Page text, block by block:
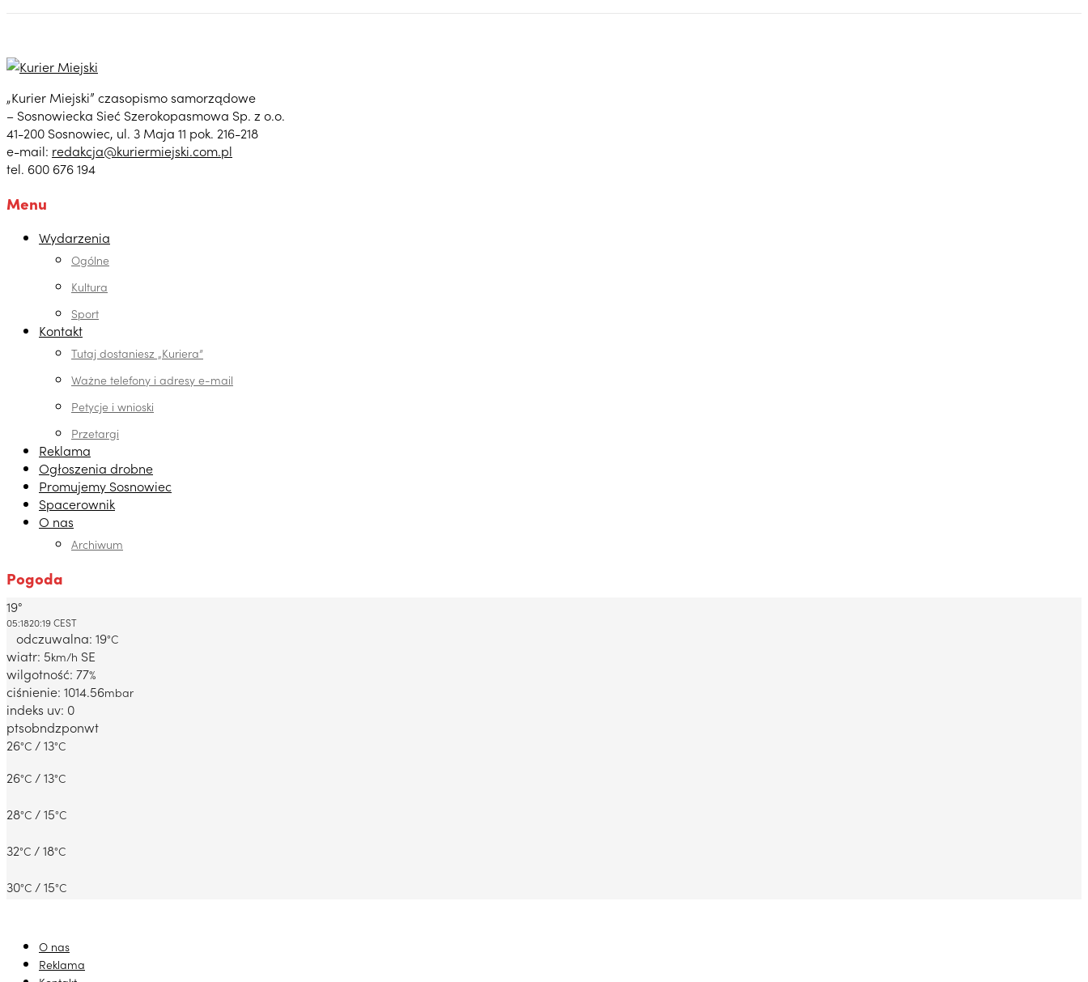
„Kurier Miejski” czasopismo samorządowe
– Sosnowiecka Sieć Szerokopasmowa Sp. z o.o.
41-200 Sosnowiec, ul. 3 Maja 11 pok. 216-218
e-mail: redakcja@kuriermiejski.com.pl
tel. 600 676 194
Menu
Wydarzenia
Ogólne
Kultura
Sport
Kontakt
Tutaj dostaniesz „Kuriera”
Ważne telefony i adresy e-mail
Petycje i wnioski
Przetargi
Reklama
Ogłoszenia drobne
Promujemy Sosnowiec
Spacerownik
O nas
Archiwum
Pogoda
Dabrowa Gornicza, PL
19°
05:1820:19 CEST
odczuwalna: 19°C
wiatr: 5km/h SE
wilgotność: 77%
ciśnienie: 1014.56mbar
indeks uv: 0
ptsobndzponwt
26°C / 13°C
26°C / 13°C
28°C / 15°C
32°C / 18°C
30°C / 15°C
O nas
Reklama